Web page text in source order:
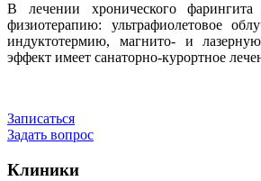
В лечении хронического
физиотерапию: ультрафиолетовое
индуктотермию, магнито- и
эффект имеет санаторно-курортное
Записаться
Задать вопрос
Клиники